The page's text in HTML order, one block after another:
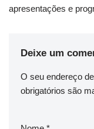
apresentações e
Deixe um
O seu endereço
obrigatórios são